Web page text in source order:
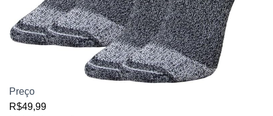
Preço
R$49,99